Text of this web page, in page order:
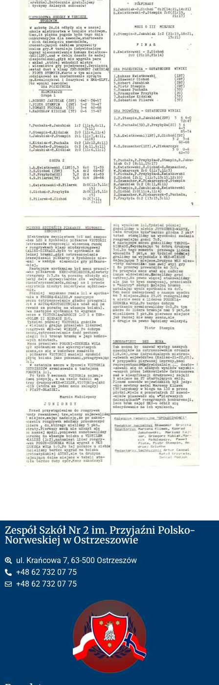
Zespół Szkół Nr 2 im. Przyjaźni Polsko-
Norweskiej w Ostrzeszowie
ul. Krańcowa 7, 63-500 Ostrzeszów
+48 62 732 07 75
+48 62 732 07 75